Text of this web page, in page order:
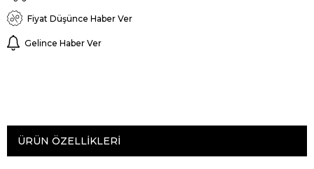
Fiyat Düşünce Haber Ver
Gelince Haber Ver
ÜRÜN ÖZELLIKLERI